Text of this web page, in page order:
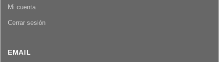
Mi cuenta
Cerrar sesión
EMAIL